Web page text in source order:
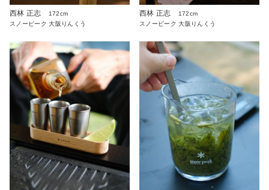
西林 正志
172cm
スノーピーク 大阪りんくう
西林 正志
172cm
スノーピーク 大阪りんくう